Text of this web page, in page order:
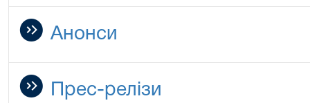
Анонси
Прес-релізи